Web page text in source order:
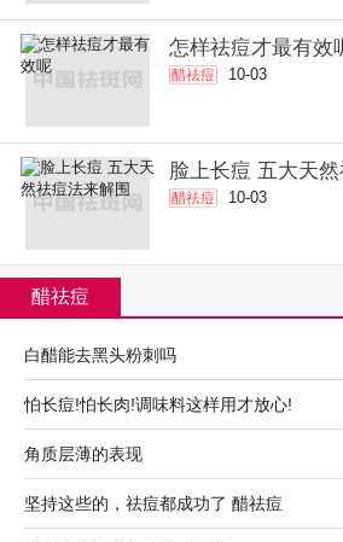
怎样祛痘才最有效
醋祛痘 10-03
脸上长痘 五大天
醋祛痘 10-03
醋祛痘
白醋能去黑头粉刺吗
怕长痘!怕长肉!调味料这样用才放心!
角质层薄的表现
坚持这些的，祛痘都成功了 醋祛痘